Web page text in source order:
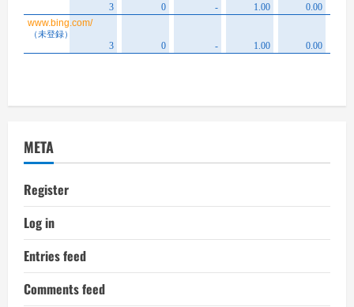
META
Register
Log in
Entries feed
Comments feed